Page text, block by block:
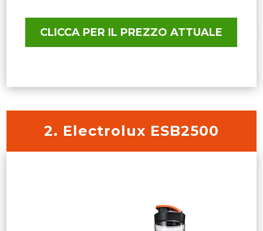
CLICCA PER IL PREZZO ATTUALE
2. Electrolux ESB2500